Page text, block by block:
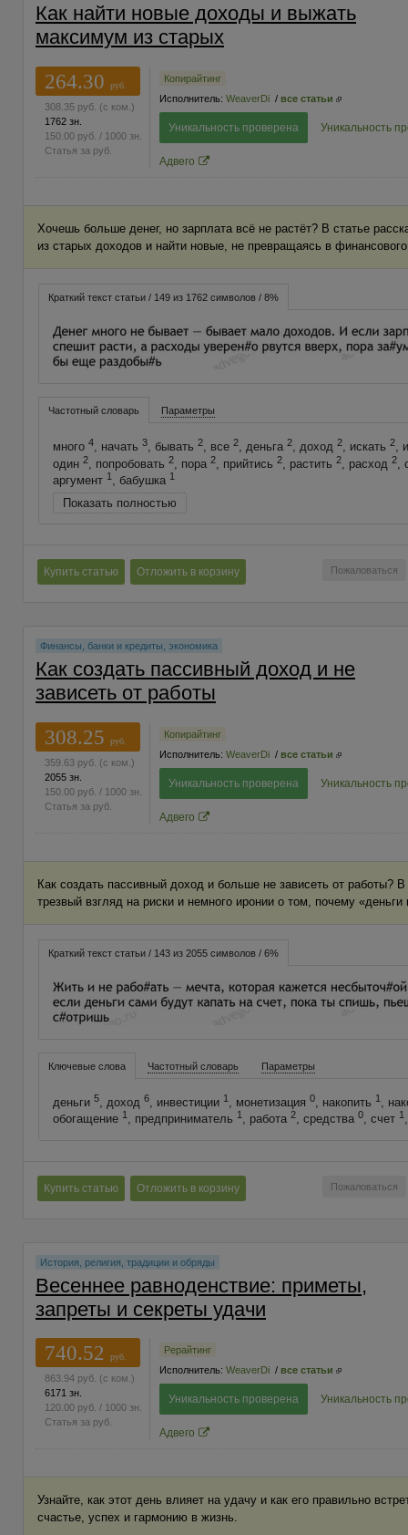
Как найти новые доходы и выжать
максимум из старых
264.30
руб.
308.35 руб. (с ком.)
1762 зн.
150.00 руб. / 1000 зн.
Статья за руб.
Копирайтинг
Исполнитель: WeaverDi / все статьи
Уникальность проверена Уникальность
Адвего
Хочешь больше денег, но зарплата всё не растёт? В статье
из старых доходов и найти новые, не превращаясь в финансового
Краткий текст статьи / 149 из 1762 символов / 8%
Частотный словарь Параметры
много 4, начать 3, бывать 2, все 2, деньга 2, доход 2, искать 2,
один 2, попробовать 2, пора 2, прийтись 2, растить 2, расход 2,
аргумент 1, бабушка 1
Показать полностью
Пожаловаться
Купить статью Отложить в корзину
Финансы, банки и кредиты, экономика
Как создать пассивный доход и не
зависеть от работы
308.25
руб.
359.63 руб. (с ком.)
2055 зн.
150.00 руб. / 1000 зн.
Статья за руб.
Копирайтинг
Исполнитель: WeaverDi / все статьи
Уникальность проверена Уникальность
Адвего
Как создать пассивный доход и больше не зависеть от работы?
трезвый взгляд на риски и немного иронии о том, почему
Краткий текст статьи / 143 из 2055 символов / 6%
Ключевые слова Частотный словарь Параметры
деньги 5, доход 6, инвестиции 1, монетизация 0, накопить 1,
обогащение 1 , предприниматель 1 , работа 2, средства 0, счет 1
Пожаловаться
Купить статью Отложить в корзину
История, религия, традиции и обряды
Весеннее равноденствие: приметы,
запреты и секреты удачи
740.52
руб.
863.94 руб. (с ком.)
6171 зн.
120.00 руб. / 1000 зн.
Статья за руб.
Рерайтинг
Исполнитель: WeaverDi / все статьи
Уникальность проверена Уникальность
Адвего
Узнайте, как этот день влияет на удачу и как его правильно
счастье, успех и гармонию в жизнь.